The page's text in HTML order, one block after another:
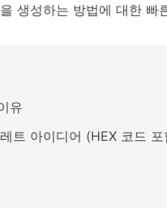
생성하는 방법에 대한 빠
유
트 아이디어 (HEX 코드 포